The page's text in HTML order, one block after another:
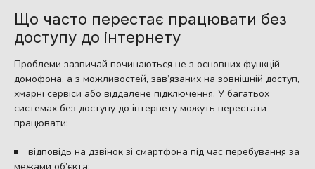
Що часто перестає працювати без
доступу до інтернету
Проблеми зазвичай починаються не з основних функцій
домофона, а з можливостей, зав’язаних на зовнішній доступ,
хмарні сервіси або віддалене підключення. У багатьох
системах без доступу до інтернету можуть перестати
працювати:
відповідь на дзвінок зі смартфона під час перебування за